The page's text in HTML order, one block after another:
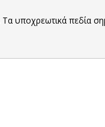
Τα υποχρεωτικά πεδία